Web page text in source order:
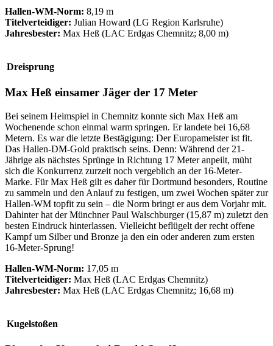
Hallen-WM-Norm: 8,19 m
Titelverteidiger: Julian Howard (LG Region Karlsruhe)
Jahresbester: Max Heß (LAC Erdgas Chemnitz; 8,00 m)
Dreisprung
Max Heß einsamer Jäger der 17 Meter
Bei seinem Heimspiel in Chemnitz konnte sich Max Heß am
Wochenende schon einmal warm springen. Er landete bei 16,68
Metern. Es war die letzte Bestägigung: Der Europameister ist fit.
Das Hallen-DM-Gold praktisch seins. Denn: Während der 21-
Jährige als nächstes Sprünge in Richtung 17 Meter anpeilt, müht
sich die Konkurrenz zurzeit noch vergeblich an der 16-Meter-
Marke. Für Max Heß gilt es daher für Dortmund besonders, Routine
zu sammeln und den Anlauf zu festigen, um zwei Wochen später zur
Hallen-WM topfit zu sein – die Norm bringt er aus dem Vorjahr mit.
Dahinter hat der Münchner Paul Walschburger (15,87 m) zuletzt den
besten Eindruck hinterlassen. Vielleicht beflügelt der recht offene
Kampf um Silber und Bronze ja den ein oder anderen zum ersten
16-Meter-Sprung!
Hallen-WM-Norm: 17,05 m
Titelverteidiger: Max Heß (LAC Erdgas Chemnitz)
Jahresbester: Max Heß (LAC Erdgas Chemnitz; 16,68 m)
Kugelstoßen